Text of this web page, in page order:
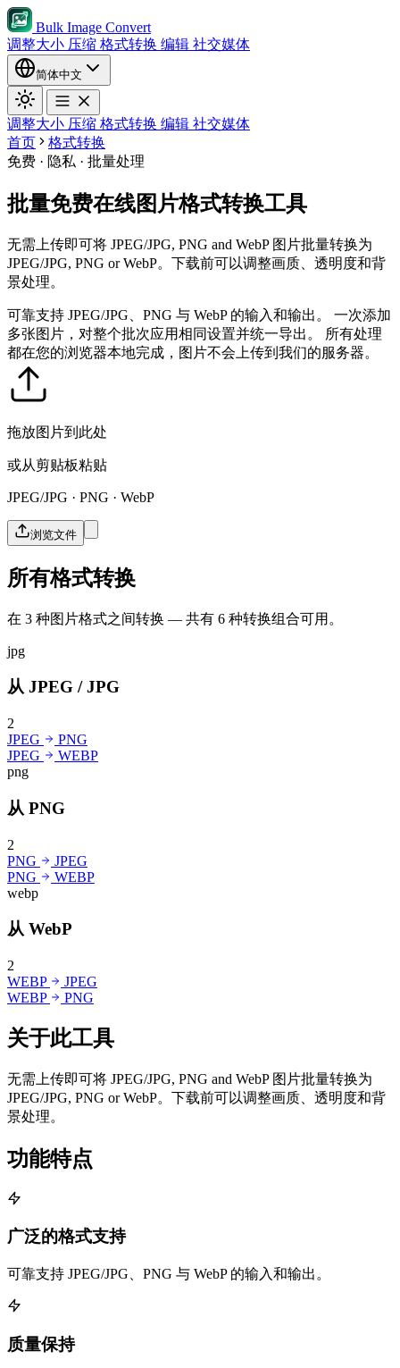
Bulk Image Convert
调整大小 压缩 格式转换 编辑 社交媒体
简体中文
调整大小 压缩 格式转换 编辑 社交媒体
首页
格式转换
免费 · 隐私 · 批量处理
批量免费在线图片格式转换工具
无需上传即可将 JPEG/JPG, PNG and WebP 图片批量转换为
JPEG/JPG, PNG or WebP。下载前可以调整画质、透明度和背
景处理。
可靠支持 JPEG/JPG、PNG 与 WebP 的输入和输出。 一次添加
多张图片，对整个批次应用相同设置并统一导出。
所有处理
都在您的浏览器本地完成，图片不会上传到我们的服务器。
拖放图片到此处
或从剪贴板粘贴
JPEG/JPG · PNG · WebP
浏览文件
所有格式转换
在 3 种图片格式之间转换 — 共有 6 种转换组合可用。
jpg
从 JPEG / JPG
2
JPEG
PNG
JPEG
WEBP
png
从 PNG
2
PNG
JPEG
PNG
WEBP
webp
从 WebP
2
WEBP
JPEG
WEBP
PNG
关于此工具
无需上传即可将 JPEG/JPG, PNG and WebP 图片批量转换为
JPEG/JPG, PNG or WebP。下载前可以调整画质、透明度和背
景处理。
功能特点
广泛的格式支持
可靠支持 JPEG/JPG、PNG 与 WebP 的输入和输出。
质量保持